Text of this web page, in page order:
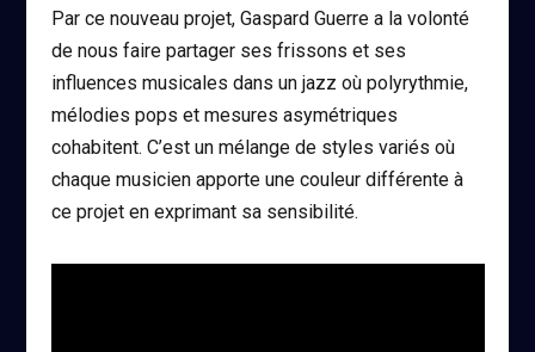
Par ce nouveau projet, Gaspard Guerre a la volonté
de nous faire partager ses frissons et ses
influences musicales dans un jazz où polyrythmie,
mélodies pops et mesures asymétriques
cohabitent. C’est un mélange de styles variés où
chaque musicien apporte une couleur différente à
ce projet en exprimant sa sensibilité.